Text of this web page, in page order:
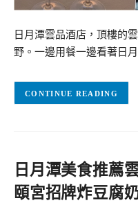
日月潭雲品酒店，頂樓的
野。一邊用餐一邊看著日
CONTINUE READING
日月潭美食推薦
頤宮招牌炸豆腐